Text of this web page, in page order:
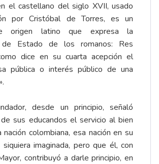
el castellano del siglo XVII, usado
por Cristóbal de Torres, es un
origen latino que expresa la
de Estado de los romanos: Res
dice en su cuarta acepción el
pública o interés público de una
desde un principio, señaló
sus educandos el servicio al bien
colombiana, esa nación en su
imaginada, pero que él, con
contribuyó a darle principio, en